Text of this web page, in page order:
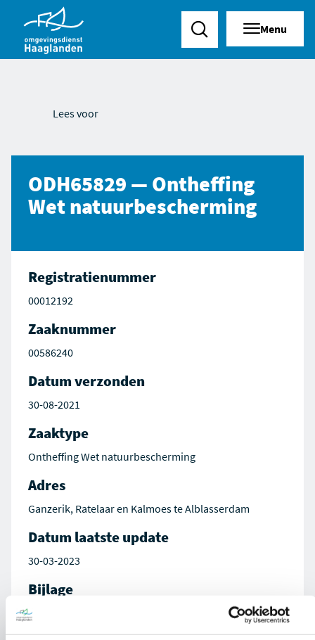
Zoeken Menu
Lees voor
ODH65829 — Ontheffing
Wet natuurbescherming
Registratienummer
00012192
Zaaknummer
00586240
Datum verzonden
30-08-2021
Zaaktype
Ontheffing Wet natuurbescherming
Adres
Ganzerik, Ratelaar en Kalmoes te Alblasserdam
Datum laatste update
30-03-2023
Bijlage
00012192.docx_AVG.pdf